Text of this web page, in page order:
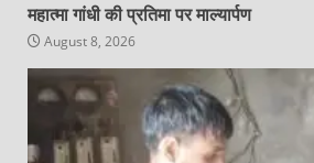
महात्मा गांधी की प्रतिमा पर माल्यार्पण
August 8, 2026